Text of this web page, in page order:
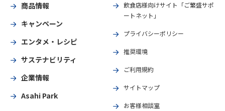
商品情報
キャンペーン
エンタメ・レシピ
サステナビリティ
企業情報
Asahi Park
飲食店様向けサイト「ご繁盛サポ
ートネット」
プライバシーポリシー
推奨環境
ご利用規約
サイトマップ
お客様相談室